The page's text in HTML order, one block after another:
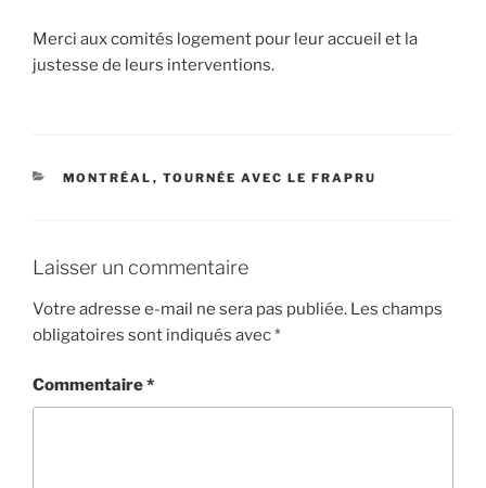
Merci aux comités logement pour leur accueil et la
justesse de leurs interventions.
CATÉGORIES
MONTRÉAL , TOURNÉE AVEC LE FRAPRU
Laisser un commentaire
Votre adresse e-mail ne sera pas publiée. Les champs
obligatoires sont indiqués avec*
Commentaire*